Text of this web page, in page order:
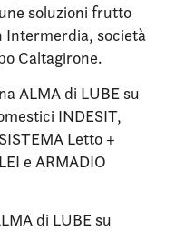
soluzioni frutto
Intermerdia, società
Caltagirone.
ALMA di LUBE su
INDESIT,
Letto +
e ARMADIO
di LUBE su